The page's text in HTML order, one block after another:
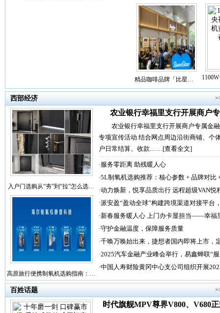
精品咖啡品牌「比星…
西部经济
入户门选购从“夯”到“拉”怎么选…
高原旅行便携制氧机选购指南：…
农业银行幸福里支行开展商户
农业银行幸福里支行开展商户专属金
专项宣传活动 结合网点周边沿街商铺、个
户日常结算、收款……[查看全文]
·服务零距离 助残暖人心
·5L制氧机选购推荐：核心参数 + 品牌对比
·动力焕新，悦享品质出行 远程超级VAN
·派安盈“盈动全球”构建跨境渠道对接平台
·新春服务暖人心 上门办卡显担当——幸
·守护金融温度，保障服务质量
·千唤万唤始出来，捷想者国内即将上市，
·2025汽车金融产业峰会举行，易鑫蝉联“
·中国人寿财险黄冈中心支公司组织开展
百姓话题
时代旗舰MPV尊界V800、V680